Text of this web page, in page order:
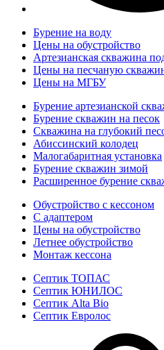
Бурение на воду
Цены на обустройство
Артезианская скважина
Цены на песчаную
Цены на МГБУ
Бурение артезианской
Бурение скважин на песок
Скважина на глубокий
Абиссинский колодец
Малогабаритная установка
Бурение скважин зимой
Расширенное бурение
Обустройство с кессоном
С адаптером
Цены на обустройство
Летнее обустройство
Монтаж кессона
Септик ТОПАС
Септик ЮНИЛОС
Септик Alta Bio
Септик Евролос